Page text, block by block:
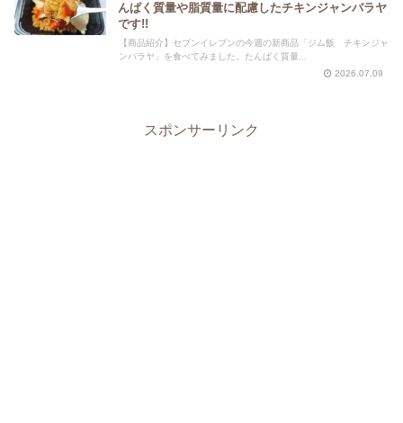
んぱく質量や脂質量に配慮したチキンジャンバラヤ
です!!
【商品紹介】セブンイレブンの今週の新商品「ジム飯 チキンジャ
ンバラヤ」を食べてみました。たんぱく質量...
2026.07.09
スポンサーリンク